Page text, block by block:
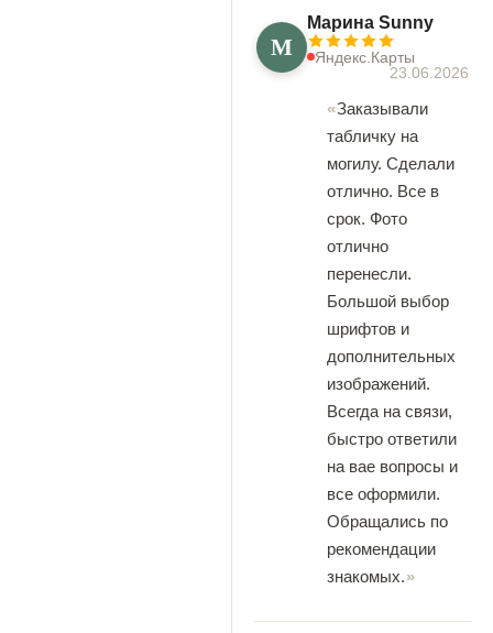
М
Марина Sunny
Яндекс.Карты
23.06.2026
Заказывали
табличку на
могилу. Сделали
отлично. Все в
срок. Фото
отлично
перенесли.
Большой выбор
шрифтов и
дополнительных
изображений.
Всегда на связи,
быстро ответили
на вае вопросы и
все оформили.
Обращались по
рекомендации
знакомых.